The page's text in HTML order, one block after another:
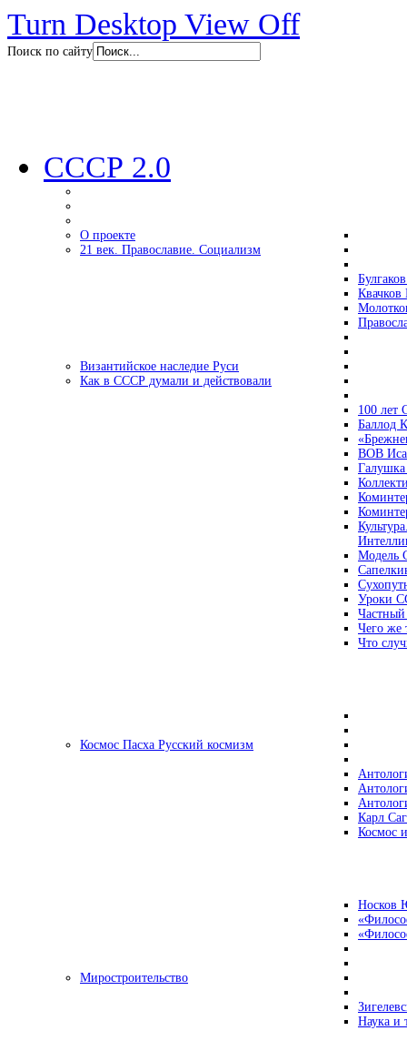
Turn Desktop View Off
Поиск по сайту
СССР 2.0
О проекте
21 век. Православие. Социализм
Византийское наследие Руси
Как в СССР думали и действовали
100 лет
Баллод
ВОВ
Модель
Уроки
Чего же
Что
Космос Пасха Русский космизм
Карл
Космос
Носков
Миростроительство
Наука и